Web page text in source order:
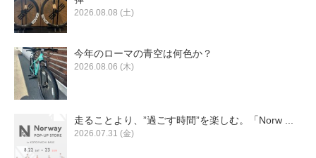
2026.08.08 (土)
今年のローマの青空は何色か？
2026.08.06 (木)
走ることより、”過ごす時間”を楽しむ。「Norw ...
2026.07.31 (金)